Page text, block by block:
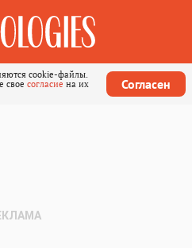
cookie-файлы.
свое согласие на их
Согласен